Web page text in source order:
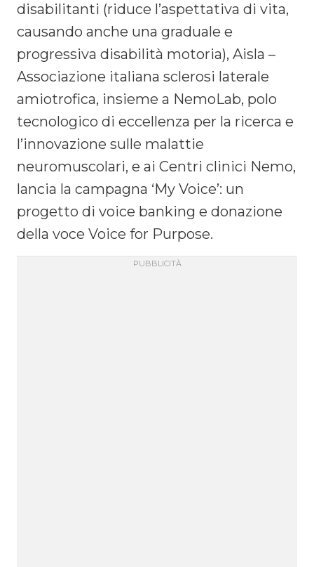
disabilitanti (riduce l’aspettativa di vita,
causando anche una graduale e
progressiva disabilità motoria), Aisla –
Associazione italiana sclerosi laterale
amiotrofica, insieme a NemoLab, polo
tecnologico di eccellenza per la ricerca e
l’innovazione sulle malattie
neuromuscolari, e ai Centri clinici Nemo,
lancia la campagna ‘My Voice’: un
progetto di voice banking e donazione
della voce Voice for Purpose.